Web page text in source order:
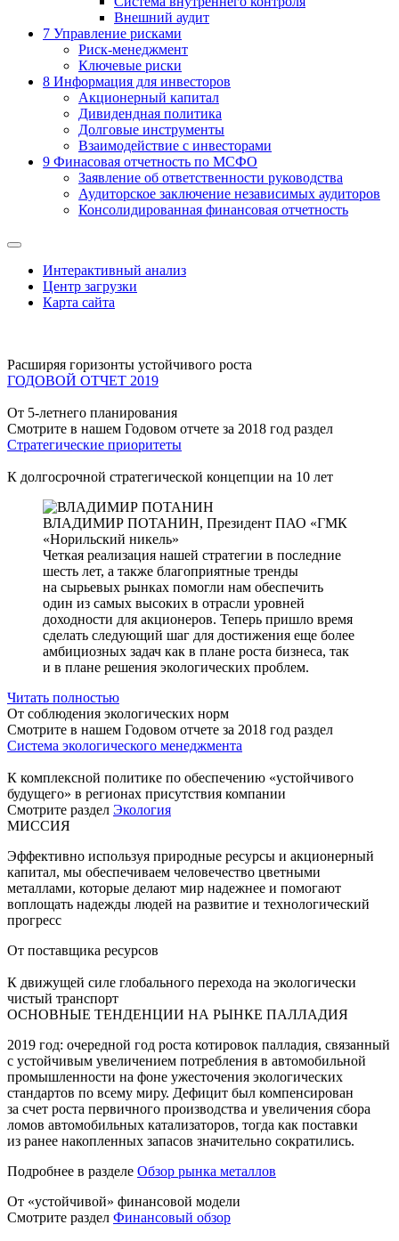
Внешний аудит
7 Управление рисками
Риск-менеджмент
Ключевые риски
8 Информация для инвесторов
Акционерный капитал
Дивидендная политика
Долговые инструменты
Взаимодействие с инвеcторами
9 Финасовая отчетность по МСФО
Заявление об ответственности руководства
Аудиторское заключение независимых аудиторов
Консолидированная финансовая отчетность
Интерактивный анализ
Центр загрузки
Карта сайта
Расширяя горизонты устойчивого роста
ГОДОВОЙ ОТЧЕТ 2019
От 5-летнего планирования
Смотрите в нашем Годовом отчете за 2018 год раздел
Стратегические приоритеты
К долгосрочной стратегической концепции на 10 лет
ВЛАДИМИР ПОТАНИН, Президент ПАО «ГМК
«Норильский никель»
Четкая реализация нашей стратегии в последние
шесть лет, а также благоприятные тренды
на сырьевых рынках помогли нам обеспечить
один из самых высоких в отрасли уровней
доходности для акционеров. Теперь пришло время
сделать следующий шаг для достижения еще более
амбициозных задач как в плане роста бизнеса, так
и в плане решения экологических проблем.
Читать полностью
От соблюдения экологических норм
Смотрите в нашем Годовом отчете за 2018 год раздел
Система экологического менеджмента
К комплексной политике по обеспечению «устойчивого
будущего» в регионах присутствия компании
Смотрите раздел Экология
МИССИЯ
Эффективно используя природные ресурсы и акционерный
капитал, мы обеспечиваем человечество цветными
металлами, которые делают мир надежнее и помогают
воплощать надежды людей на развитие и технологический
прогресс
От поставщика ресурсов
К движущей силе глобального перехода на экологически
чистый транспорт
ОСНОВНЫЕ ТЕНДЕНЦИИ НА РЫНКЕ ПАЛЛАДИЯ
2019 год: очередной год роста котировок палладия, связанный
с устойчивым увеличением потребления в автомобильной
промышленности на фоне ужесточения экологических
стандартов по всему миру. Дефицит был компенсирован
за счет роста первичного производства и увеличения сбора
ломов автомобильных катализаторов, тогда как поставки
из ранее накопленных запасов значительно сократились.
Подробнее в разделе Обзор рынка металлов
От «устойчивой» финансовой модели
Смотрите раздел Финансовый обзор